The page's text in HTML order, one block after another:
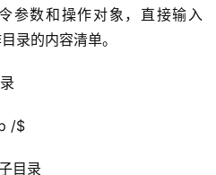
参数和操作对象，直接输入
录的内容清单。
/$
目录